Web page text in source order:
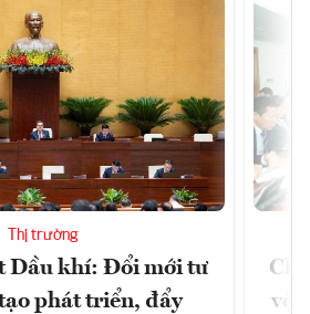
Thị trường
Dầu khí: Đổi mới tư
phát triển, đẩy
vệ